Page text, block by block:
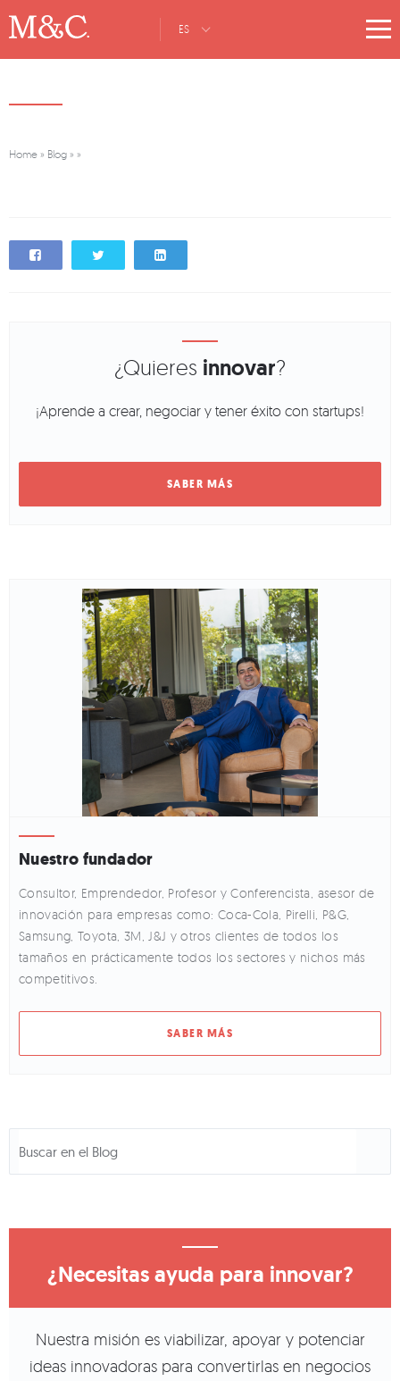
ES
Home » Blog » »
¿Quieres innovar?
¡Aprende a crear, negociar y tener éxito con startups!
Nuestro fundador
Consultor, Emprendedor, Profesor y Conferencista, asesor de
innovación para empresas como: Coca-Cola, Pirelli, P&G,
Samsung, Toyota, 3M, J&J y otros clientes de todos los
tamaños en prácticamente todos los sectores y nichos más
competitivos.
SABER MÁS
¿Necesitas ayuda para innovar?
Nuestra misión es viabilizar, apoyar y potenciar
ideas innovadoras para convertirlas en negocios